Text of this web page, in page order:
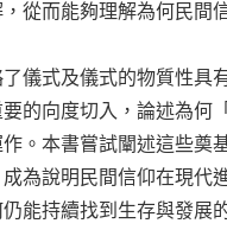
從而能夠理解為何民間
儀式及儀式的物質性具
的向度切入，論述為何
。本書嘗試闡述這些奠
為說明民間信仰在現代
能持續找到生存與發展